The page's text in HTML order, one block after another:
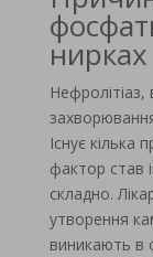
нирках
Існує
фактор став
складно.
утворення
виникають в